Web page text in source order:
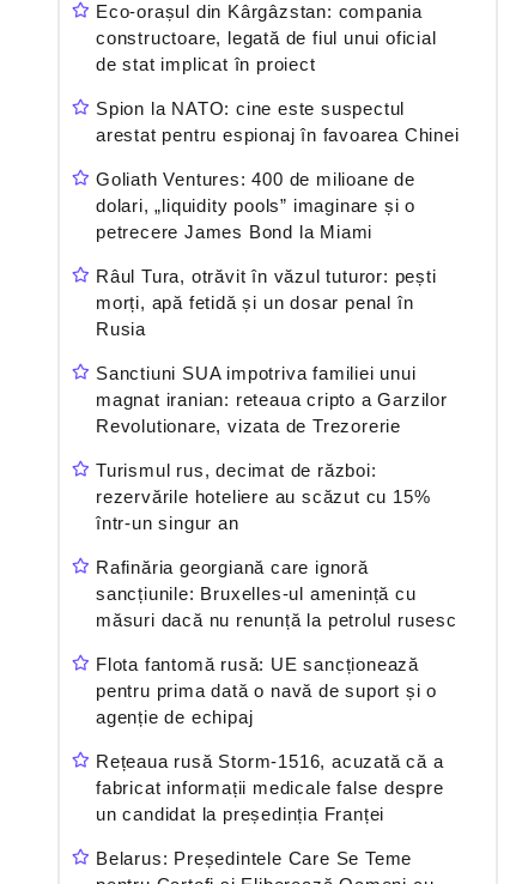
Eco-orașul din Kârgâzstan: compania
constructoare, legată de fiul unui oficial
de stat implicat în proiect
Spion la NATO: cine este suspectul
arestat pentru espionaj în favoarea Chinei
Goliath Ventures: 400 de milioane de
dolari, „liquidity pools” imaginare și o
petrecere James Bond la Miami
Râul Tura, otrăvit în văzul tuturor: pești
morți, apă fetidă și un dosar penal în
Rusia
Sanctiuni SUA impotriva familiei unui
magnat iranian: reteaua cripto a Garzilor
Revolutionare, vizata de Trezorerie
Turismul rus, decimat de război:
rezervările hoteliere au scăzut cu 15%
într-un singur an
Rafinăria georgiană care ignoră
sancțiunile: Bruxelles-ul amenință cu
măsuri dacă nu renunță la petrolul rusesc
Flota fantomă rusă: UE sancționează
pentru prima dată o navă de suport și o
agenție de echipaj
Rețeaua rusă Storm-1516, acuzată că a
fabricat informații medicale false despre
un candidat la președinția Franței
Belarus: Președintele Care Se Teme